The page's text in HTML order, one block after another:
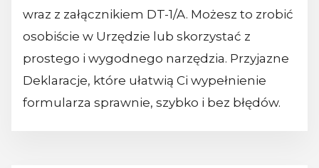
wraz z załącznikiem DT-1/A. Możesz to zrobić
osobiście w Urzędzie lub skorzystać z
prostego i wygodnego narzędzia. Przyjazne
Deklaracje, które ułatwią Ci wypełnienie
formularza sprawnie, szybko i bez błędów.